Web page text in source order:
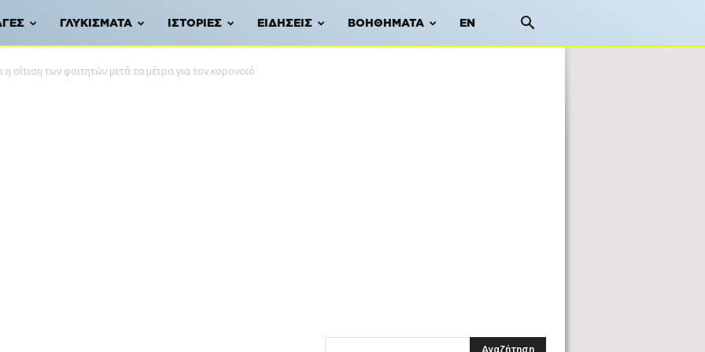
ΓΛΥΚΊΣΜΑΤΑ ΙΣΤΟΡΊΕΣ ΕΙΔΉΣΕΙΣ ΒΟΗΘΉΜΑΤΑ EN
σίτιση των φοιτητών μετά τα μέτρα για τον κορονοϊό